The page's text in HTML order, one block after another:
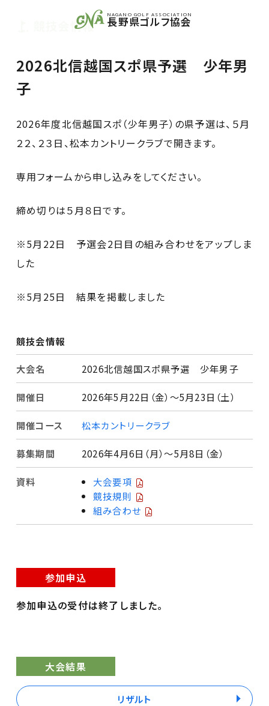
NAGANO GOLF ASSOCIATION
長野県ゴルフ協会
競技会情報
2026北信越国スポ県予選 少年男
子
2026年度北信越国スポ（少年男子）の県予選は、５月
２２、２３日、松本カントリークラブで開きます。
専用フォームから申し込みをしてください。
締め切りは５月８日です。
※5月22日 予選会2日目の組み合わせをアップしま
した
※5月25日 結果を掲載しました
競技会情報
大会名 2026北信越国スポ県予選 少年男子
開催日 2026年5月22日（金）〜5月23日（土）
開催コース 松本カントリークラブ
募集期間 2026年4月6日（月）〜5月8日（金）
資料
大会要項
競技規則
組み合わせ
参加申込
参加申込の受付は終了しました。
大会結果
リザルト